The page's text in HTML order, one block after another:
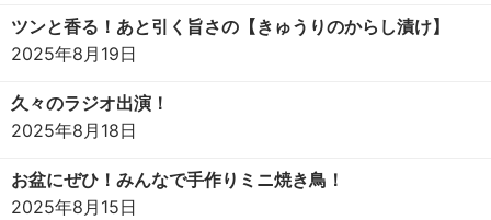
ツンと香る！あと引く旨さの【きゅうりのからし漬け】
2025年8月19日
久々のラジオ出演！
2025年8月18日
お盆にぜひ！みんなで手作りミニ焼き鳥！
2025年8月15日